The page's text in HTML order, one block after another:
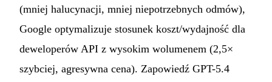
(mniej halucynacji, mniej niepotrzebnych odmów),
Google optymalizuje stosunek koszt/wydajność dla
deweloperów API z wysokim wolumenem (2,5×
szybciej, agresywna cena). Zapowiedź GPT-5.4